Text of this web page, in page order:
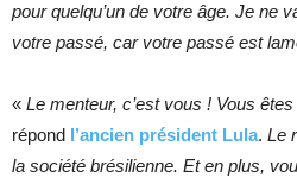
pour quelqu’un de votre âge. Je ne
votre passé, car votre passé est
« Le menteur, c’est vous ! Vous
répond l’ancien président Lula. Le
la société brésilienne. Et en plus,